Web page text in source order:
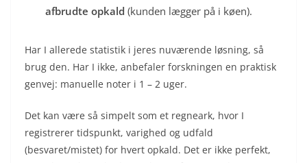
afbrudte opkald (kunden lægger på i køen).
Har I allerede statistik i jeres nuværende løsning, så
brug den. Har I ikke, anbefaler forskningen en praktisk
genvej: manuelle noter i 1 – 2 uger.
Det kan være så simpelt som et regneark, hvor I
registrerer tidspunkt, varighed og udfald
(besvaret/mistet) for hvert opkald. Det er ikke perfekt,